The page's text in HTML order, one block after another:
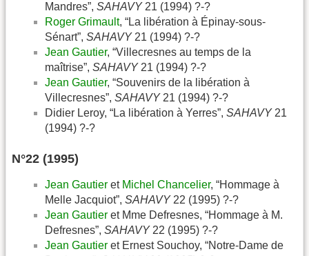
Mandres”, SAHAVY21 (1994) ?-?
Roger Grimault, “La libération à Épinay-sous-
Sénart”, SAHAVY21 (1994) ?-?
Jean Gautier, “Villecresnes au temps de la
maîtrise”, SAHAVY21 (1994) ?-?
Jean Gautier, “Souvenirs de la libération à
Villecresnes”, SAHAVY21 (1994) ?-?
Didier Leroy, “La libération à Yerres”, SAHAVY21
(1994) ?-?
N°22 (1995)
Jean Gautier et Michel Chancelier, “Hommage à
Melle Jacquiot”, SAHAVY22 (1995) ?-?
Jean Gautier et Mme Defresnes, “Hommage à M.
Defresnes”, SAHAVY22 (1995) ?-?
Jean Gautier et Ernest Souchoy, “Notre-Dame de